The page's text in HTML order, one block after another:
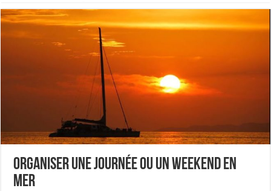
Organiser une journée ou un weekend en
mer